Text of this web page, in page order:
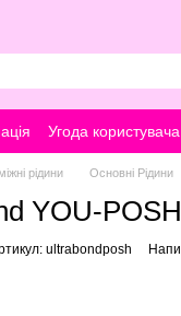
Угода користувача
рідини Основні Рідини
YOU-
ultrabondposh